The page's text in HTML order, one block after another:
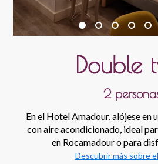
Double
2
En el Hotel Amadour, alójese en
con aire acondicionado, ideal
en Rocamadour o para
Descubrir más sobre